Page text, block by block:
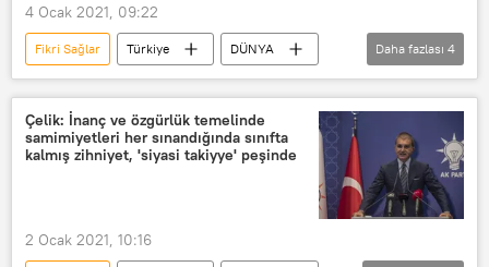
4 Ocak 2021, 09:22
Fikri Sağlar Türkiye
DÜNYA
Haberler
Ankara Cumhuriyet Başsavcılığı
Soruşturma
Daha fazlası 4
Çelik: İnanç ve özgürlük temelinde
samimiyetleri her sınandığında sınıfta
kalmış zihniyet, 'siyasi takiyye' peşinde
2 Ocak 2021, 10:16